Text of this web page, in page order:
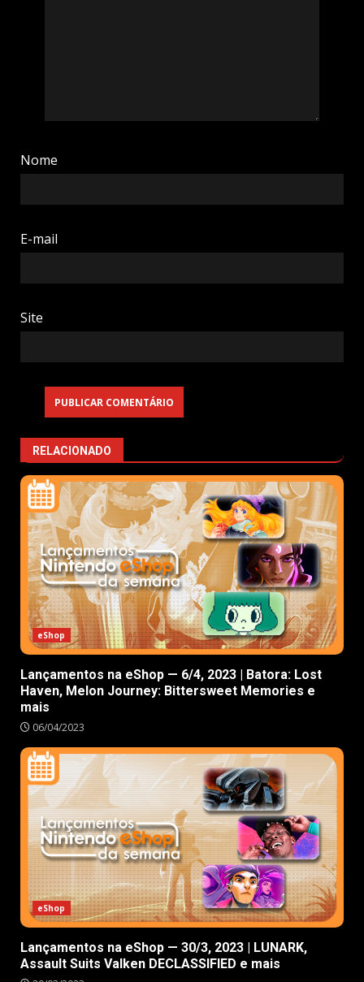
Nome
E-mail
Site
RELACIONADO
eShop
Lançamentos na eShop — 6/4, 2023 | Batora: Lost
Haven, Melon Journey: Bittersweet Memories e
mais
06/04/2023
eShop
Lançamentos na eShop — 30/3, 2023 | LUNARK,
Assault Suits Valken DECLASSIFIED e mais